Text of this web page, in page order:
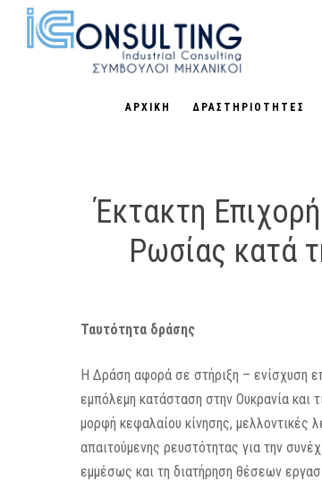
ΑΡΧΙΚΗ ΔΡΑΣΤΗΡΙΟΤΗΤΕΣ
Έκτακτη
Ρωσίας κατά
Ταυτότητα δράσης
Η Δράση αφορά σε στήριξη – ενίσχυση
εμπόλεμη κατάσταση στην Ουκρανία και
μορφή κεφαλαίου κίνησης, μελλοντικές
απαιτούμενης ρευστότητας για την
εμμέσως και τη διατήρηση θέσεων